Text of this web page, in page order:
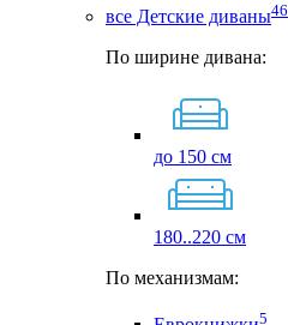
все Детские диваны46
По ширине дивана:
до 150 см
180..220 см
По механизмам:
5